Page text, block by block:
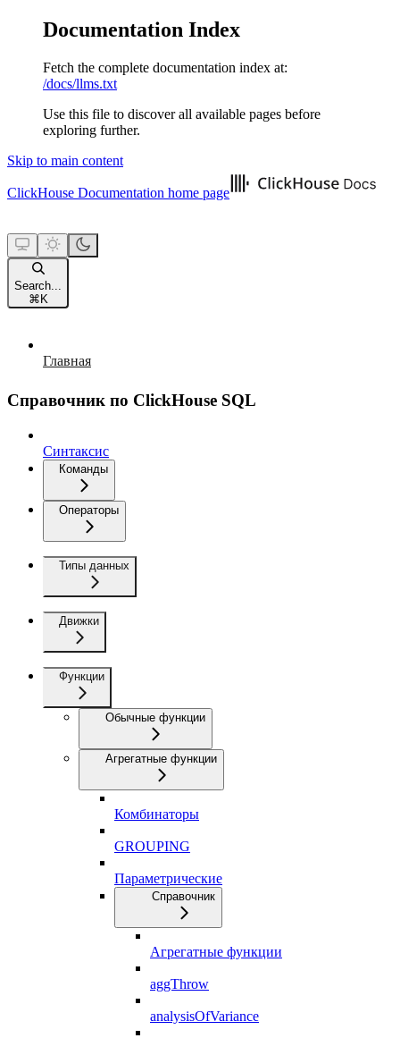
Documentation Index
Fetch the complete documentation index at:
/docs/llms.txt
Use this file to discover all available pages before
exploring further.
Skip to main content
ClickHouse Documentation home page
Search...
⌘ K
Главная
Справочник по ClickHouse SQL
Синтаксис
Команды
Операторы
Типы данных
Движки
Функции
Обычные функции
Агрегатные функции
Комбинаторы
GROUPING
Параметрические
Справочник
Агрегатные функции
aggThrow
analysisOfVariance